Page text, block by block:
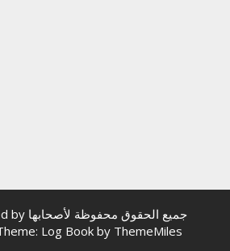
جميع الحقوق محفوظة لأصحابها by
Log Book by ThemeMiles